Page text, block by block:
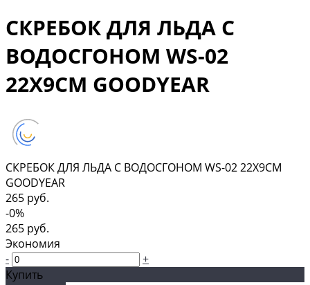
СКРЕБОК ДЛЯ ЛЬДА С
ВОДОСГОНОМ WS-02
22Х9СМ GOODYEAR
СКРЕБОК ДЛЯ ЛЬДА С ВОДОСГОНОМ WS-02 22Х9СМ
GOODYEAR
265 руб.
-0%
265 руб.
Экономия
-
+
Купить